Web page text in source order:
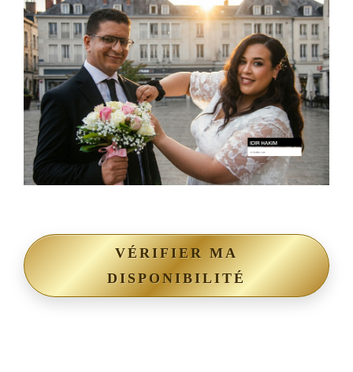
VÉRIFIER MA
DISPONIBILITÉ